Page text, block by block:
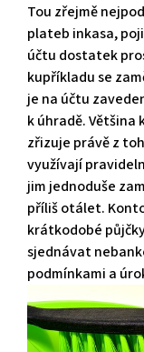
Tou zřejmě
plateb inkasa,
účtu dostatek
kupříkladu se
je na účtu
k úhradě.
zřizuje právě z
využívají
jim jednoduše
příliš otálet.
krátkodobé
sjednávat
podmínkami a